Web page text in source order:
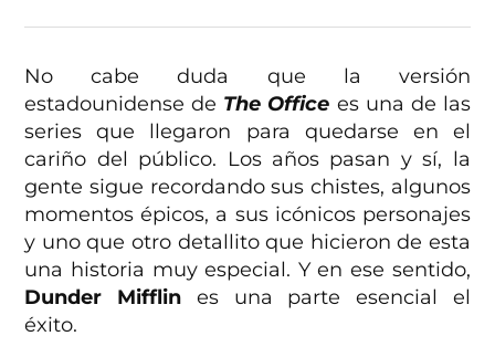
No cabe duda que la versión
estadounidense de The Office es una de las
series que llegaron para quedarse en el
cariño del público. Los años pasan y sí, la
gente sigue recordando sus chistes, algunos
momentos épicos, a sus icónicos personajes
y uno que otro detallito que hicieron de esta
una historia muy especial. Y en ese sentido,
Dunder Mifflin es una parte esencial el
éxito.